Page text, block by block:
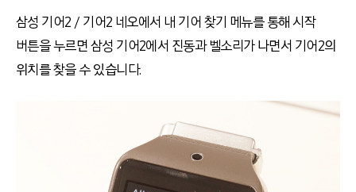
삼성 기어2 / 기어2 네오에서 내 기어 찾기 메뉴를 통해 시작
버튼을 누르면 삼성 기어2에서 진동과 벨소리가 나면서 기어2의
위치를 찾을 수 있습니다.